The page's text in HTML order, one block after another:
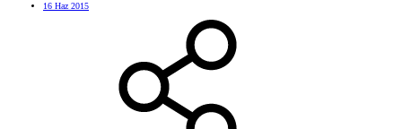
16 Haz 2015